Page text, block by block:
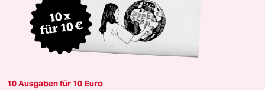
10 Ausgaben für 10 Euro